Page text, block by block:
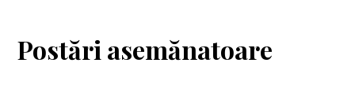
Postări asemănatoare